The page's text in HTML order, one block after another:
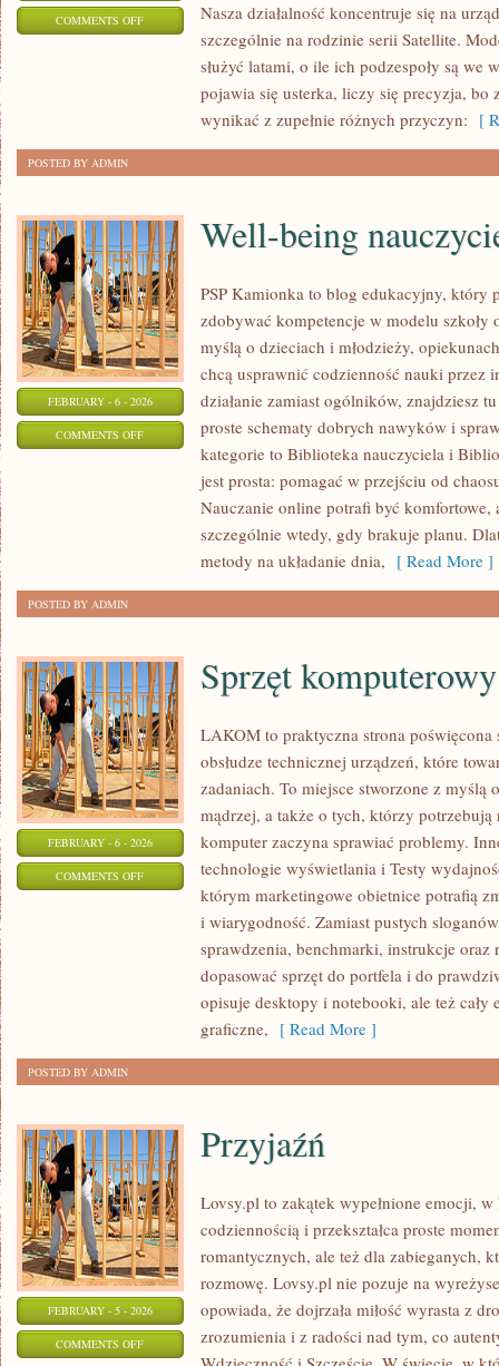
COMMENTS OFFON
GAMINGOWE
Nasza działalność koncentruje się na
szczególnie na rodzinie serii Satellite.
służyć latami, o ile ich podzespoły są we
pojawia się usterka, liczy się precyzja,
wynikać z zupełnie różnych przyczyn: [
POSTED BY ADMIN
FEBRUARY - 6 - 2026
COMMENTS OFFON
NAUCZYCIELA
Well-being
PSP Kamionka to blog edukacyjny, który
zdobywać kompetencje w modelu szkoły
myślą o dzieciach i młodzieży,
chcą usprawnić codzienność nauki przez
działanie zamiast ogólników, znajdziesz
proste schematy dobrych nawyków i
kategorie to Biblioteka nauczyciela i
jest prosta: pomagać w przejściu od
Nauczanie online potrafi być komfortowe,
szczególnie wtedy, gdy brakuje planu.
metody na układanie dnia, [ Read More ]
POSTED BY ADMIN
FEBRUARY - 6 - 2026
COMMENTS OFFON
KOMPUTEROWY
Sprzęt komputerowy
LAKOM to praktyczna strona
obsłudze technicznej urządzeń, które
zadaniach. To miejsce stworzone z myślą
mądrzej, a także o tych, którzy
komputer zaczyna sprawiać problemy.
technologie wyświetlania i Testy
którym marketingowe obietnice potrafią
i wiarygodność. Zamiast pustych
sprawdzenia, benchmarki, instrukcje oraz
dopasować sprzęt do portfela i do
opisuje desktopy i notebooki, ale też cały
graficzne, [ Read More ]
POSTED BY ADMIN
FEBRUARY - 5 - 2026
COMMENTS OFFON
Przyjaźń
Lovsy.pl to zakątek wypełnione emocji,
codziennością i przekształca proste
romantycznych, ale też dla zabieganych,
rozmowę. Lovsy.pl nie pozuje na
opowiada, że dojrzała miłość wyrasta z
zrozumienia i z radości nad tym, co